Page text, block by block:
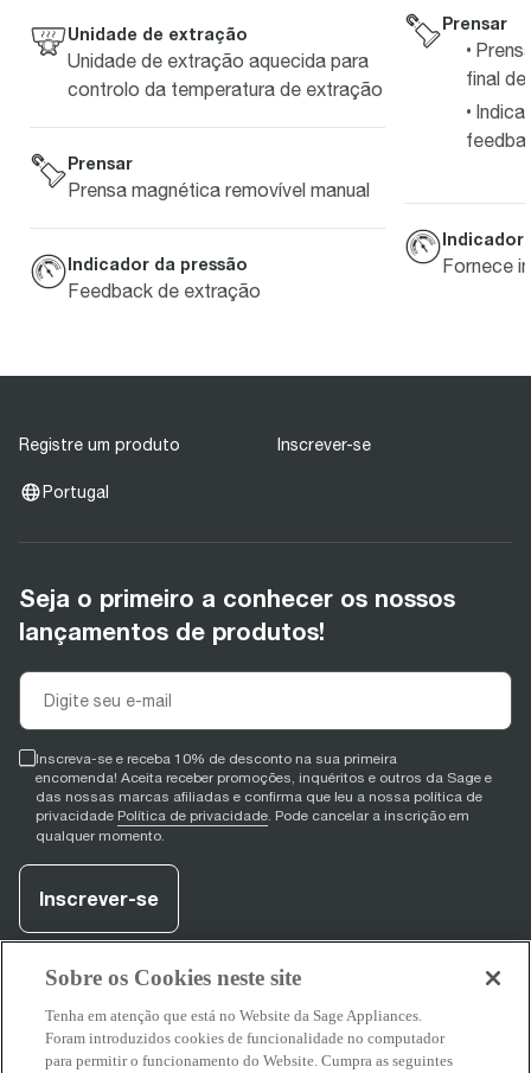
Unidade de extração
Unidade de extração aquecida para
controlo da temperatura de extração
Prensar
Prensa magnética removível manual
Indicador da pressão
Feedback de extração
Prensar
final de
Indicador
Fornece
Registre um produto Inscrever-se
Portugal
Seja o primeiro a conhecer os nossos
lançamentos de produtos!
Inscreva-se e receba 10% de desconto na sua primeira
encomenda! Aceita receber promoções, inquéritos e outros da Sage e
das nossas marcas afiliadas e confirma que leu a nossa política de
privacidade Política de privacidade. Pode cancelar a inscrição em
qualquer momento.
Inscrever-se
Sobre os Cookies neste site
Tenha em atenção que está no Website da Sage Appliances.
Foram introduzidos cookies de funcionalidade no computador
para permitir o funcionamento do Website. Cumpra as seguintes